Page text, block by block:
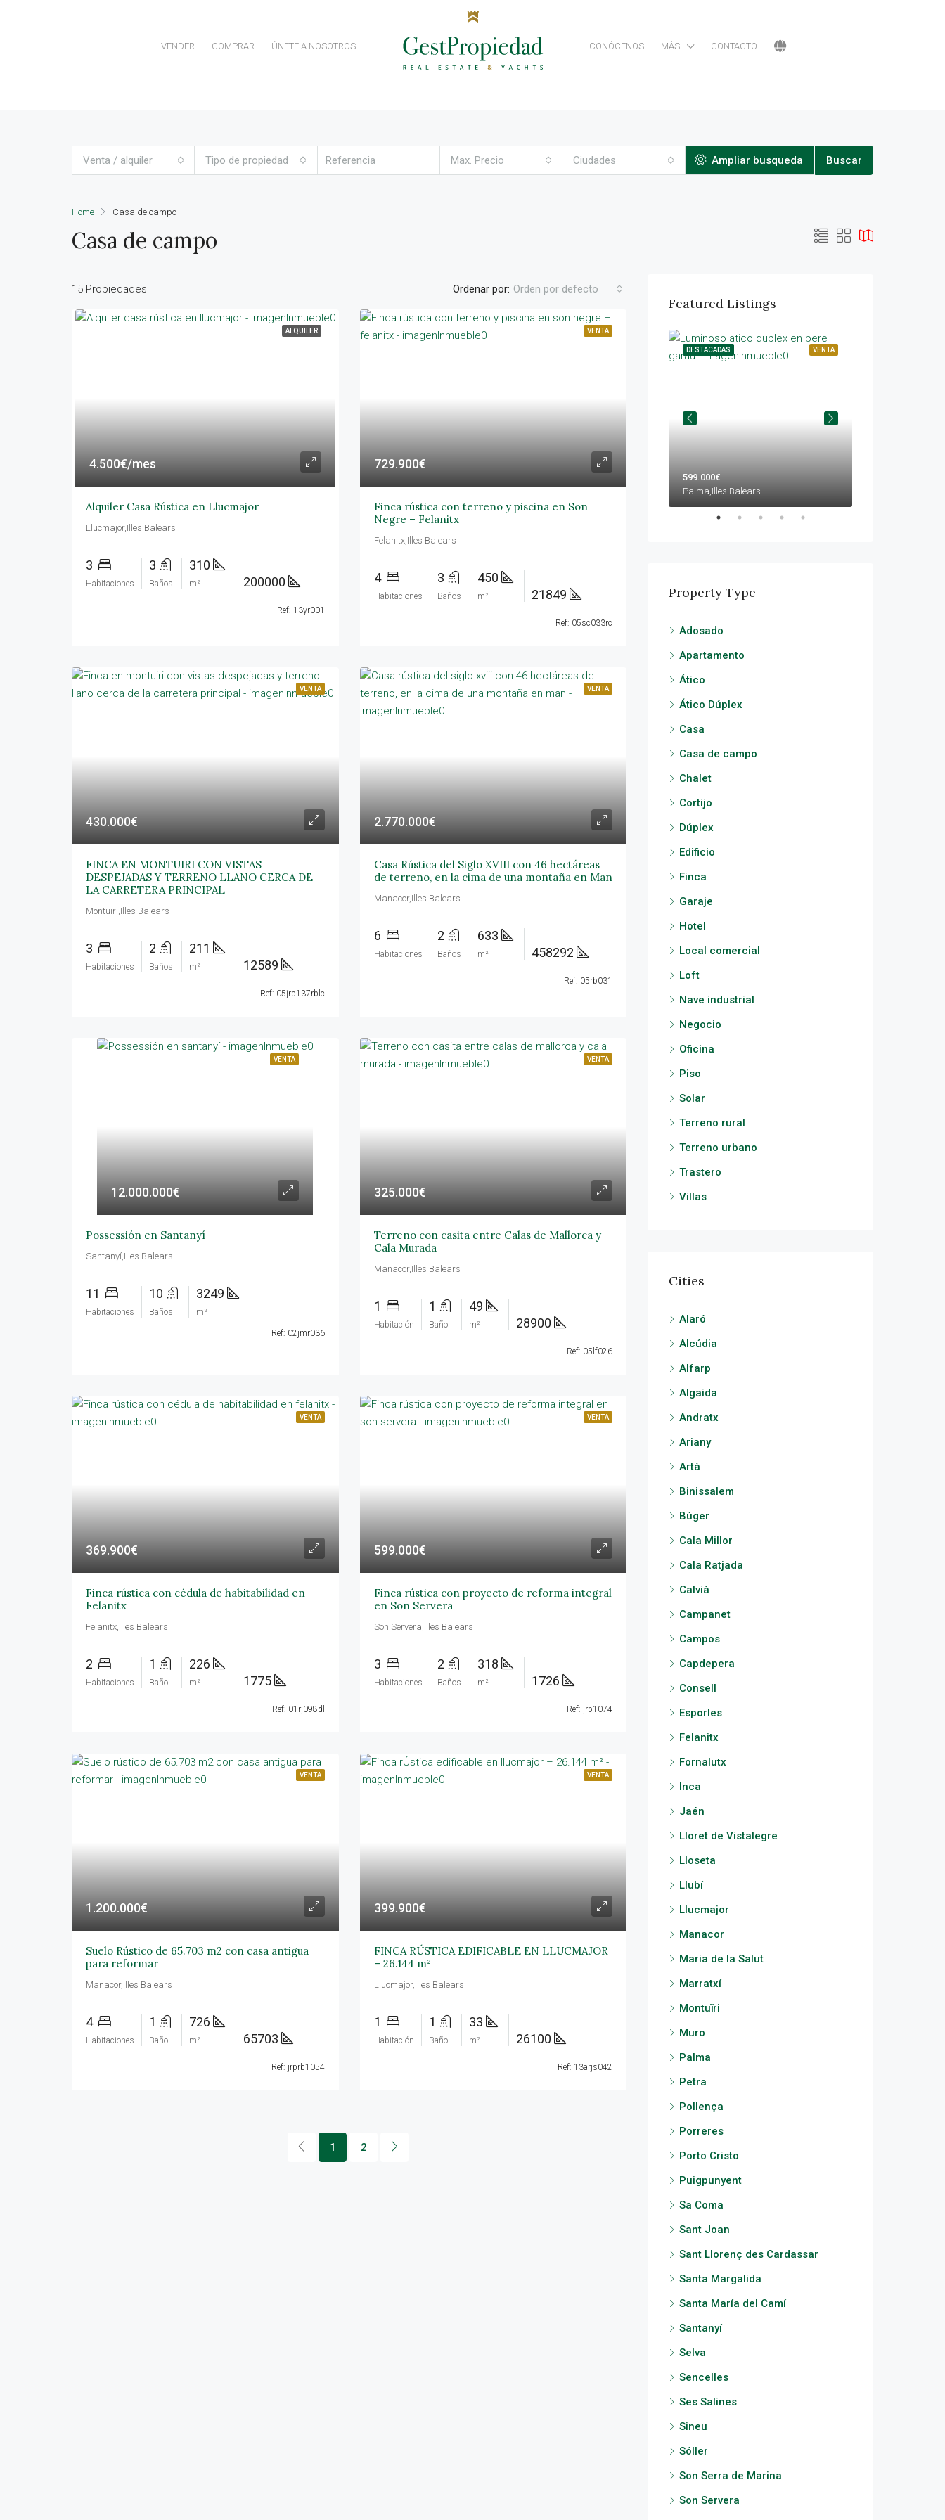
VENDER COMPRAR ÚNETE A NOSOTROS CONÓCENOS MÁS CONTACTO
Venta / alquiler Tipo de propiedad Max. Precio Ciudades Ampliar busqueda Buscar
Home Casa de campo
Casa de campo
15 Propiedades Ordenar por: Orden por defecto
ALQUILER
4.500€/mes
Alquiler Casa Rústica en Llucmajor
Llucmajor,Illes Balears
3
Habitaciones
3
Baños
310
m² 200000
Ref: 13yr001
VENTA
729.900€
Finca rústica con terreno y piscina en Son
Negre – Felanitx
Felanitx,Illes Balears
4
Habitaciones
3
Baños
450
m² 21849
Ref: 05sc033rc
VENTA
430.000€
FINCA EN MONTUIRI CON VISTAS
DESPEJADAS Y TERRENO LLANO CERCA DE
LA CARRETERA PRINCIPAL
Montuïri,Illes Balears
3
Habitaciones
2
Baños
211
m² 12589
Ref: 05jrp137rblc
VENTA
2.770.000€
Casa Rústica del Siglo XVIII con 46 hectáreas
de terreno, en la cima de una montaña en Man
Manacor,Illes Balears
6
Habitaciones
2
Baños
633
m² 458292
Ref: 05rb031
VENTA
12.000.000€
Possessión en Santanyí
Santanyí,Illes Balears
11
Habitaciones
10
Baños
3249
m²
Ref: 02jmr036
VENTA
325.000€
Terreno con casita entre Calas de Mallorca y
Cala Murada
Manacor,Illes Balears
1
Habitación
1
Baño
49
m² 28900
Ref: 05lf026
VENTA
369.900€
Finca rústica con cédula de habitabilidad en
Felanitx
Felanitx,Illes Balears
2
Habitaciones
1
Baño
226
m² 1775
Ref: 01rj098dl
VENTA
599.000€
Finca rústica con proyecto de reforma integral
en Son Servera
Son Servera,Illes Balears
3
Habitaciones
2
Baños
318
m² 1726
Ref: jrp1074
VENTA
1.200.000€
Suelo Rústico de 65.703 m2 con casa antigua
para reformar
Manacor,Illes Balears
4
Habitaciones
1
Baño
726
m² 65703
Ref: jrprb1054
VENTA
399.900€
FINCA RÚSTICA EDIFICABLE EN LLUCMAJOR
– 26.144 m²
Llucmajor,Illes Balears
1
Habitación
1
Baño
33
m² 26100
Ref: 13arjs042
1 2
Featured Listings
VENTA
DESTACADAS
599.000€
Palma,Illes Balears
Property Type
Adosado
Apartamento
Ático
Ático Dúplex
Casa
Casa de campo
Chalet
Cortijo
Dúplex
Edificio
Finca
Garaje
Hotel
Local comercial
Loft
Nave industrial
Negocio
Oficina
Piso
Solar
Terreno rural
Terreno urbano
Trastero
Villas
Cities
Alaró
Alcúdia
Alfarp
Algaida
Andratx
Ariany
Artà
Binissalem
Búger
Cala Millor
Cala Ratjada
Calvià
Campanet
Campos
Capdepera
Consell
Esporles
Felanitx
Fornalutx
Inca
Jaén
Lloret de Vistalegre
Lloseta
Llubí
Llucmajor
Manacor
Maria de la Salut
Marratxí
Montuïri
Muro
Palma
Petra
Pollença
Porreres
Porto Cristo
Puigpunyent
Sa Coma
Sant Joan
Sant Llorenç des Cardassar
Santa Margalida
Santa María del Camí
Santanyí
Selva
Sencelles
Ses Salines
Sineu
Sóller
Son Serra de Marina
Son Servera